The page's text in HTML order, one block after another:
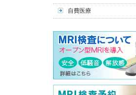
自費医療